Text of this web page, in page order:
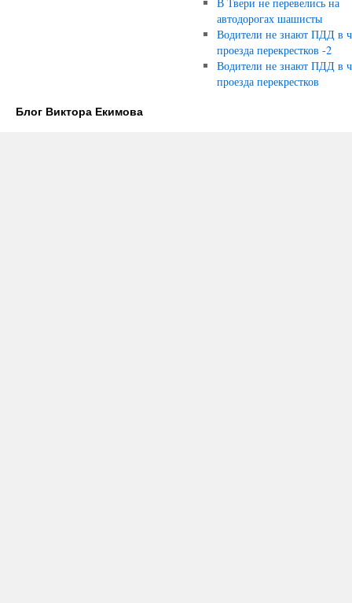
автодорогах шашисты
Водители не знают ПДД в
проезда перекрестков -2
Водители не знают ПДД в
проезда перекрестков
Блог Виктора Екимова